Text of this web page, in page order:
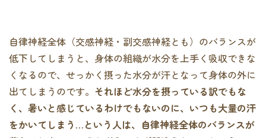
自律神経全体（交感神経・副交感神経とも）のバランスが
低下してしまうと、身体の組織が水分を上手く吸収できな
くなるので、せっかく摂った水分が汗となって身体の外に
出てしまうのです。 それほど水分を摂っている訳でもな
く、暑いと感じているわけでもないのに、いつも大量の汗
をかいてしまう…という人は、自律神経全体のバランスが